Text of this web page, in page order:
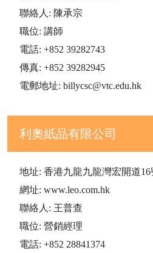
聯絡人: 陳承宗
職位: 講師
電話: +852 39282743
傳真: +852 39282945
電郵地址: billycsc@vtc.edu.hk
利奧紙品有限公司
地址: 香港九龍九龍灣宏開道
網址: www.leo.com.hk
聯絡人: 王普查
職位: 營銷經理
電話: +852 28841374